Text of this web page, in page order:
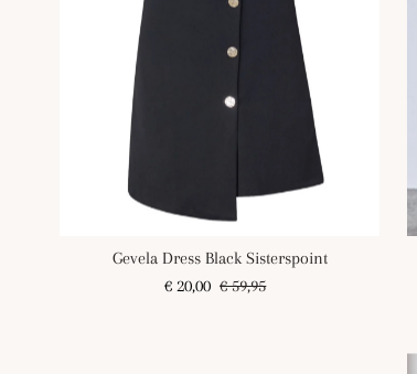
Gevela Dress Black Sisterspoint
Angebotspreis
€ 20,00 Regulärer
€ 59,95